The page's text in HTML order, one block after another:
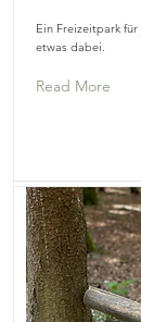
Ein Freizeitpark
etwas dabei.
Read More